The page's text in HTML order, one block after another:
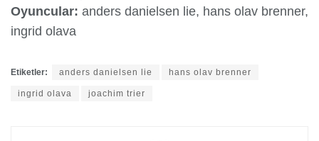
Oyuncular: anders danielsen lie, hans olav brenner,
ingrid olava
Etiketler: anders danielsen lie hans olav brenner
ingrid olava joachim trier